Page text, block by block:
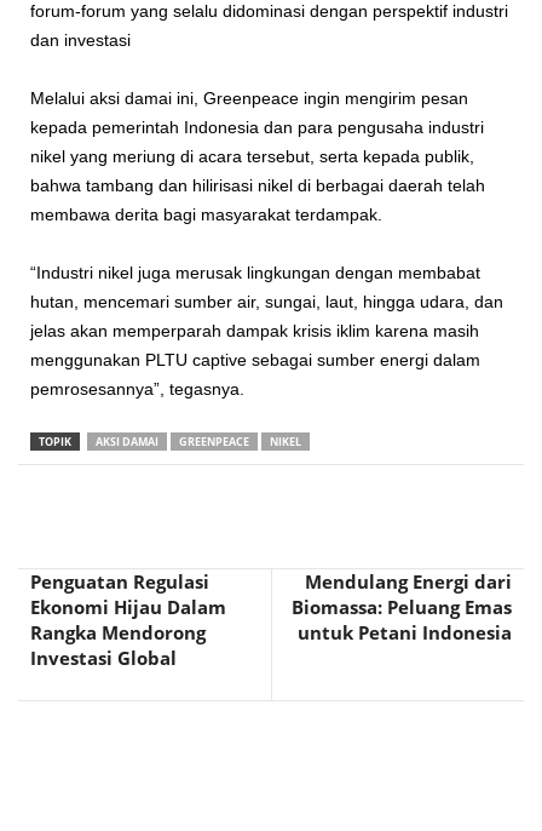
forum-forum yang selalu didominasi dengan perspektif industri
dan investasi
Melalui aksi damai ini, Greenpeace ingin mengirim pesan
kepada pemerintah Indonesia dan para pengusaha industri
nikel yang meriung di acara tersebut, serta kepada publik,
bahwa tambang dan hilirisasi nikel di berbagai daerah telah
membawa derita bagi masyarakat terdampak.
“Industri nikel juga merusak lingkungan dengan membabat
hutan, mencemari sumber air, sungai, laut, hingga udara, dan
jelas akan memperparah dampak krisis iklim karena masih
menggunakan PLTU captive sebagai sumber energi dalam
pemrosesannya”, tegasnya.
TOPIK AKSI DAMAI GREENPEACE NIKEL
Penguatan Regulasi
Ekonomi Hijau Dalam
Rangka Mendorong
Investasi Global
Mendulang Energi dari
Biomassa: Peluang Emas
untuk Petani Indonesia